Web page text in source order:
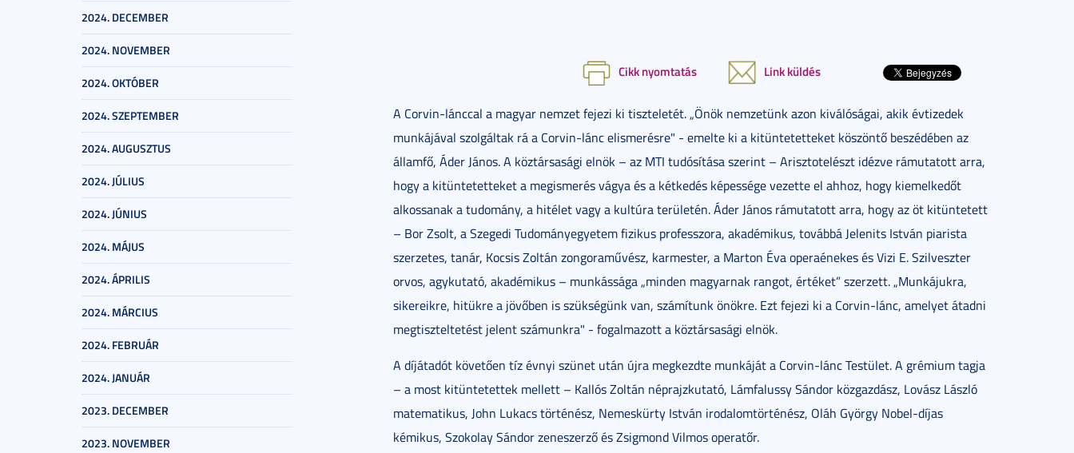
2024. DECEMBER
2024. NOVEMBER
2024. OKTÓBER
2024. SZEPTEMBER
2024. AUGUSZTUS
2024. JÚLIUS
2024. JÚNIUS
2024. MÁJUS
2024. ÁPRILIS
2024. MÁRCIUS
2024. FEBRUÁR
2024. JANUÁR
2023. DECEMBER
2023. NOVEMBER
Cikk nyomtatás Link küldés
A Corvin-lánccal a magyar nemzet fejezi ki tiszteletét. „Önök nemzetünk azon kiválóságai, akik évtizedek
munkájával szolgáltak rá a Corvin-lánc elismerésre" - emelte ki a kitüntetetteket köszöntő beszédében az
államfő, Áder János. A köztársasági elnök – az MTI tudósítása szerint – Arisztotelészt idézve rámutatott arra,
hogy a kitüntetetteket a megismerés vágya és a kétkedés képessége vezette el ahhoz, hogy kiemelkedőt
alkossanak a tudomány, a hitélet vagy a kultúra területén. Áder János rámutatott arra, hogy az öt kitüntetett
– Bor Zsolt, a Szegedi Tudományegyetem fizikus professzora, akadémikus, továbbá Jelenits István piarista
szerzetes, tanár, Kocsis Zoltán zongoraművész, karmester, a Marton Éva operaénekes és Vizi E. Szilveszter
orvos, agykutató, akadémikus – munkássága „minden magyarnak rangot, értéket” szerzett. „Munkájukra,
sikereikre, hitükre a jövőben is szükségünk van, számítunk önökre. Ezt fejezi ki a Corvin-lánc, amelyet átadni
megtiszteltetést jelent számunkra" - fogalmazott a köztársasági elnök.
A díjátadót követően tíz évnyi szünet után újra megkezdte munkáját a Corvin-lánc Testület. A grémium tagja
– a most kitüntetettek mellett – Kallós Zoltán néprajzkutató, Lámfalussy Sándor közgazdász, Lovász László
matematikus, John Lukacs történész, Nemeskürty István irodalomtörténész, Oláh György Nobel-díjas
kémikus, Szokolay Sándor zeneszerző és Zsigmond Vilmos operatőr.